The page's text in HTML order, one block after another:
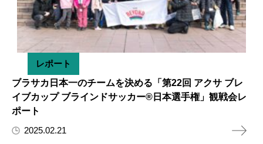
レポート
ブラサカ日本一のチームを決める「第22回 アクサ ブレ
イブカップ ブラインドサッカー®日本選手権」観戦会レ
ポート
2025.02.21